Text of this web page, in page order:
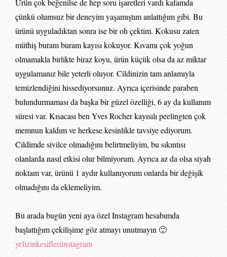
Ürün çok beğenilse de hep soru işaretleri vardı kafamda
çünkü olumsuz bir deneyim yaşamıştım anlattığım gibi. Bu
ürünü uyguladıktan sonra ise bir oh çektim. Kokusu zaten
müthiş buram buram kayısı kokuyor. Kıvamı çok yoğun
olmamakla birlikte biraz koyu, ürün küçük olsa da az miktar
uygulamanız bile yeterli oluyor. Cildinizin tam anlamıyla
temizlendiğini hissediyorsunuz. Ayrıca içerisinde paraben
bulundurmaması da başka bir güzel özelliği, 6 ay da kullanım
süresi var. Kısacası ben Yves Rocher kayısılı peelingten çok
memnun kaldım ve herkese kesinlikle tavsiye ediyorum.
Cildimde sivilce olmadığını belirtmeliyim, bu sıkıntısı
olanlarda nasıl etkisi olur bilmiyorum. Ayrıca az da olsa siyah
noktam var, ürünü 1 aydır kullanıyorum onlarda bir değişik
olmadığını da eklemeliyim.
Bu arada bugün yeni aya özel Instagram hesabımda
başlattığım çekilişime göz atmayı unutmayın 🙂
yelizinkesifleriinstagram